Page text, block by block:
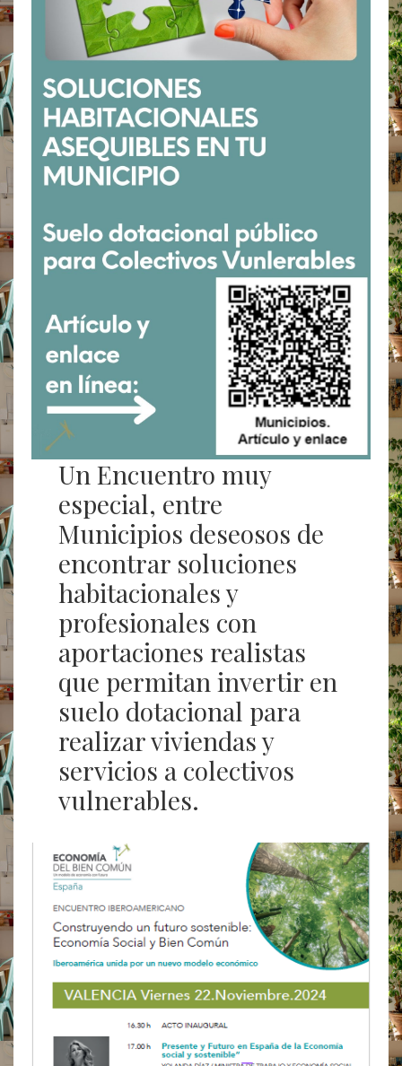
Un Encuentro muy
especial, entre
Municipios deseosos de
encontrar soluciones
habitacionales y
profesionales con
aportaciones realistas
que permitan invertir en
suelo dotacional para
realizar viviendas y
servicios a colectivos
vulnerables.